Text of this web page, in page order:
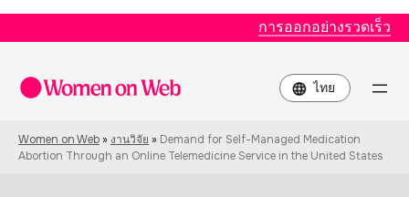
การออกอย่างรวดเร็ว
Choose
a
Women on Web » งานวิจัย » Demand for Self-Managed Medication
Abortion Through an Online Telemedicine Service in the United States